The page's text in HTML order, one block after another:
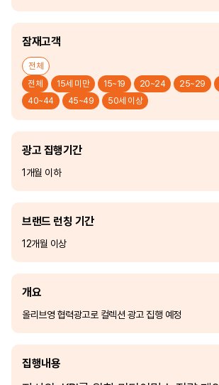
잠재고객
전체
전체
15세 미만 15~19 20~24 25~29
40~44
45~49 50세 이상
광고 집행기간
1개월 이하
브랜드 런칭 기간
12개월 이상
개요
올리브영 협력광고로 컬렉션 광고 집행 예정
집행내용